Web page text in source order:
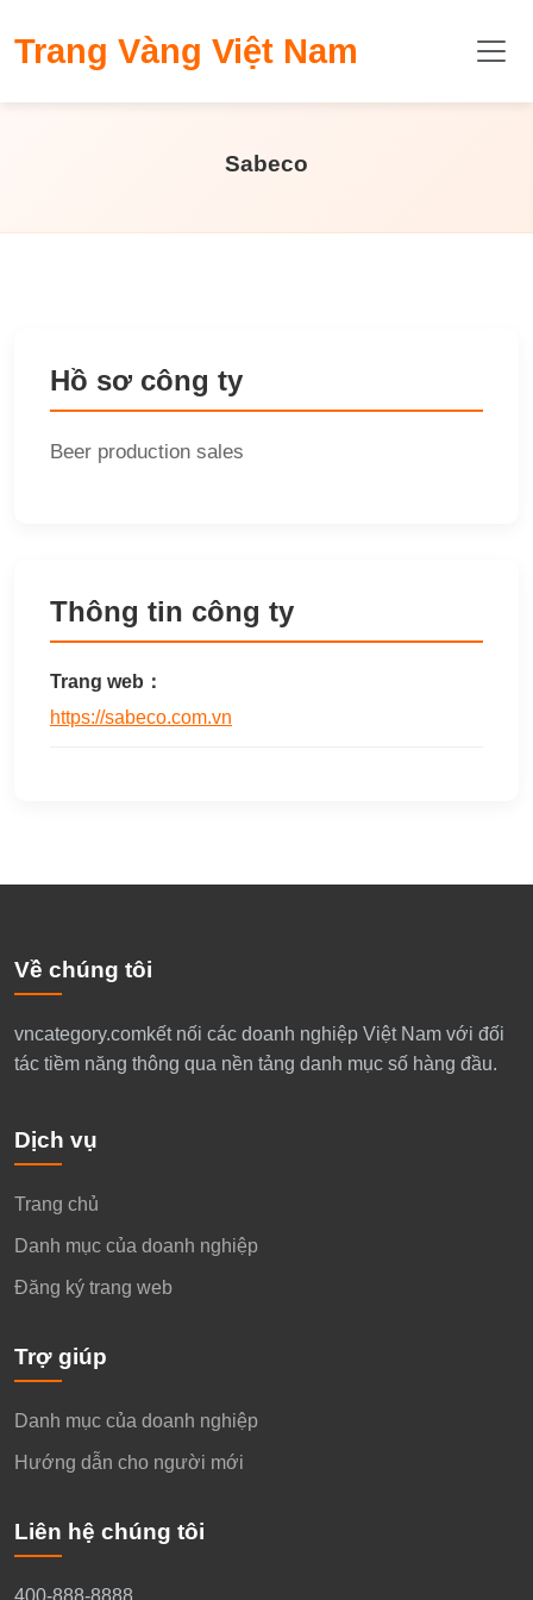
​Trang Vàng Việt Nam
Sabeco
Hồ sơ công ty
Beer production sales
Thông tin công ty
Trang web：
https://sabeco.com.vn
Về chúng tôi
​vncategory.comkết nối các doanh nghiệp Việt Nam với đối
tác tiềm năng thông qua nền tảng danh mục số hàng đầu.​​
Dịch vụ
Trang chủ
Danh mục của doanh nghiệp
Đăng ký trang web
Trợ giúp
Danh mục của doanh nghiệp
Hướng dẫn cho người mới
Liên hệ chúng tôi
400-888-8888